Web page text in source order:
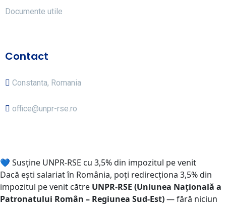
Documente utile
Contact
Constanta, Romania
office@unpr-rse.ro
💙 Susține UNPR-RSE cu 3,5% din impozitul pe venit
Dacă ești salariat în România, poți redirecționa 3,5% din
impozitul pe venit către UNPR-RSE (Uniunea Națională a
Patronatului Român – Regiunea Sud-Est)—fără niciun